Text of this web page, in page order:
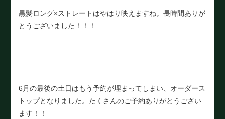
黒髪ロング×ストレートはやはり映えますね。長時間ありが
とうございました！！！
6月の最後の土日はもう予約が埋まってしまい、オーダース
トップとなりました。たくさんのご予約ありがとうござい
ます！！